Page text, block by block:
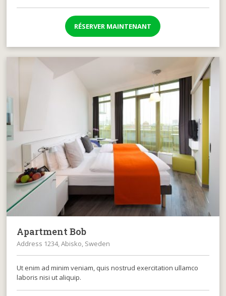
RÉSERVER MAINTENANT
Apartment Bob
Address 1234, Abisko, Sweden
Ut enim ad minim veniam, quis nostrud exercitation ullamco
laboris nisi ut aliquip.